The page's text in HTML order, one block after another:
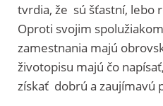
tvrdia, že sú šťastní, lebo
Oproti svojim
zamestnania majú
životopisu majú čo
získať dobrú a zaujímavú